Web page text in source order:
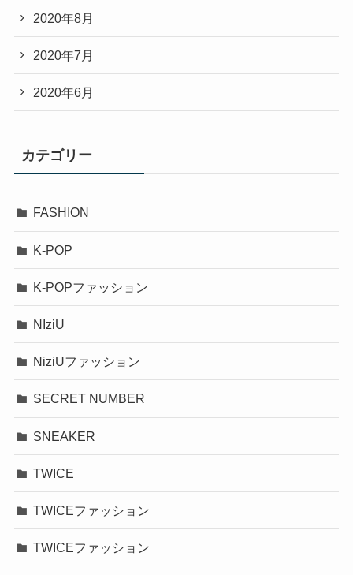
2020年8月
2020年7月
2020年6月
カテゴリー
FASHION
K-POP
K-POPファッション
NIziU
NiziUファッション
SECRET NUMBER
SNEAKER
TWICE
TWICEファッション
TWICEファッション